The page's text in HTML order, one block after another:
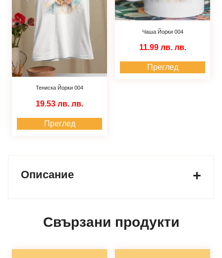
Тениска Йорки 004
19.53 лв. лв.
Преглед
Чаша Йорки 004
11.99 лв. лв.
Преглед
Описание
Свързани продукти